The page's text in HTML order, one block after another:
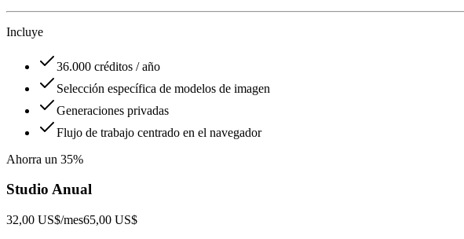
Incluye
36.000 créditos / año
Selección específica de modelos de imagen
Generaciones privadas
Flujo de trabajo centrado en el navegador
Ahorra un 35%
Studio Anual
32,00 US$/mes65,00 US$